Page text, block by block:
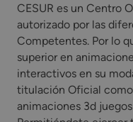
CESUR es un Centro
autorizado por las
Competentes. Por lo
superior en
interactivos en su
titulación Oficial
animaciones 3d